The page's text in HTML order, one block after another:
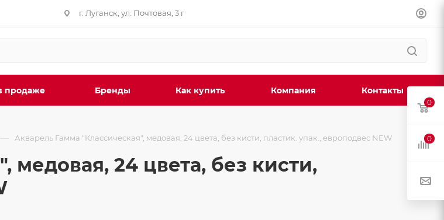
г. Луганск, ул. Почтовая, 3 г
продаже Бренды Как купить Компания Контакты
— Акварель Гамма "Классическая", медовая, 24 цвета, без кисти, пластик. упак., европодвес NEW
медовая, 24 цвета, без кисти,
0
0